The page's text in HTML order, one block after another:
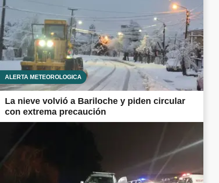
ALERTA METEOROLÓGICA
La nieve volvió a Bariloche y piden circular
con extrema precaución